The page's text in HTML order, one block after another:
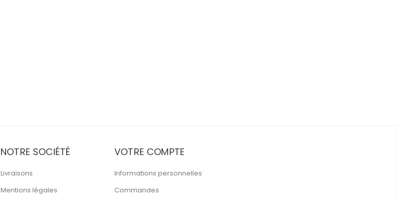
NOTRE SOCIÉTÉ
Livraisons
Mentions légales
VOTRE COMPTE
Informations personnelles
Commandes